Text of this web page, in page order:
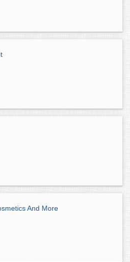
And More